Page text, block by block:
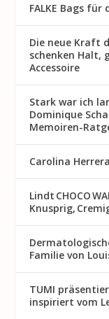
FALKE Bags für
Die neue Kraft
schenken Halt,
Accessoire
Stark war ich
Dominique
Memoiren-
Carolina
Lindt CHOCO
Knusprig,
Familie von
TUMI
inspiriert vom